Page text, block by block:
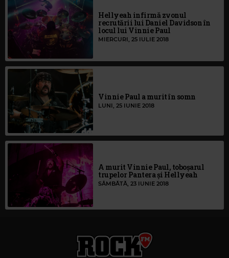
Hellyeah infirmă zvonul
recrutării lui Daniel Davidson în
locul lui Vinnie Paul
MIERCURI, 25 IULIE 2018
Vinnie Paul a murit în somn
LUNI, 25 IUNIE 2018
A murit Vinnie Paul, toboșarul
trupelor Pantera și Hellyeah
SÂMBĂTĂ, 23 IUNIE 2018